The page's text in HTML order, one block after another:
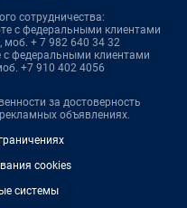
сотрудничества:
с федеральными клиентами
, моб. + 7 982 640 34 32
с федеральными клиентами
+7 910 402 4056
за достоверность
объявлениях.
cookies
системы